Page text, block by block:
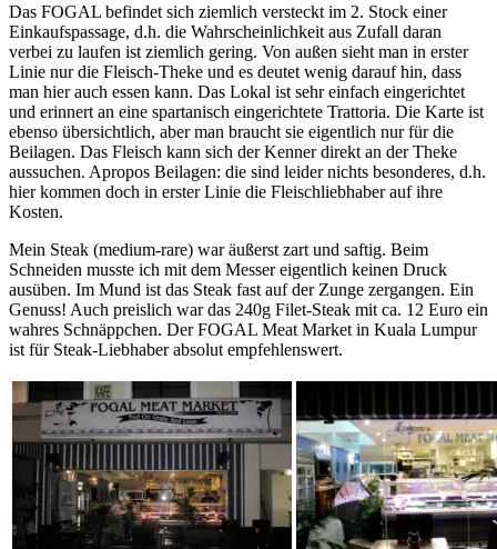
Das FOGAL befindet sich ziemlich versteckt im 2. Stock einer
Einkaufspassage, d.h. die Wahrscheinlichkeit aus Zufall daran
verbei zu laufen ist ziemlich gering. Von außen sieht man in erster
Linie nur die Fleisch-Theke und es deutet wenig darauf hin, dass
man hier auch essen kann. Das Lokal ist sehr einfach eingerichtet
und erinnert an eine spartanisch eingerichtete Trattoria. Die Karte ist
ebenso übersichtlich, aber man braucht sie eigentlich nur für die
Beilagen. Das Fleisch kann sich der Kenner direkt an der Theke
aussuchen. Apropos Beilagen: die sind leider nichts besonderes, d.h.
hier kommen doch in erster Linie die Fleischliebhaber auf ihre
Kosten.
Mein Steak (medium-rare) war äußerst zart und saftig. Beim
Schneiden musste ich mit dem Messer eigentlich keinen Druck
ausüben. Im Mund ist das Steak fast auf der Zunge zergangen. Ein
Genuss! Auch preislich war das 240g Filet-Steak mit ca. 12 Euro ein
wahres Schnäppchen. Der FOGAL Meat Market in Kuala Lumpur
ist für Steak-Liebhaber absolut empfehlenswert.